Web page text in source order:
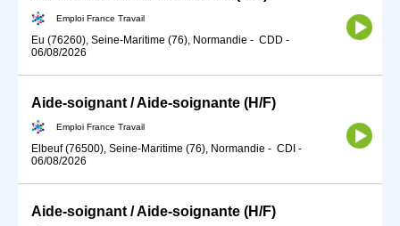
Emploi France Travail
Eu (76260), Seine-Maritime (76), Normandie - CDD -
06/08/2026
Aide-soignant / Aide-soignante (H/F)
Emploi France Travail
Elbeuf (76500), Seine-Maritime (76), Normandie - CDI -
06/08/2026
Aide-soignant / Aide-soignante (H/F)